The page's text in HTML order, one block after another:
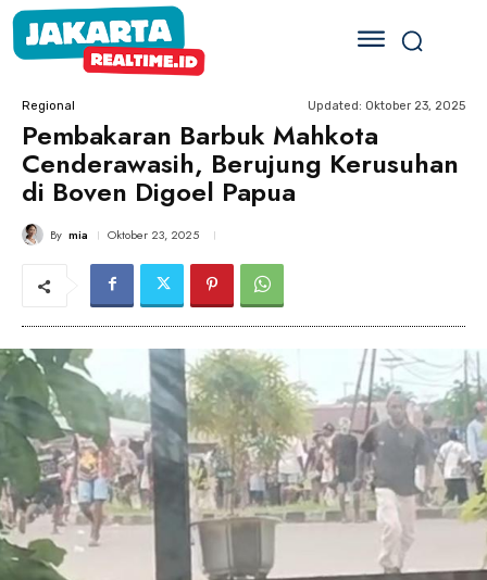
Regional Updated: Oktober 23, 2025
Pembakaran Barbuk Mahkota
Cenderawasih, Berujung Kerusuhan
di Boven Digoel Papua
By mia Oktober 23, 2025